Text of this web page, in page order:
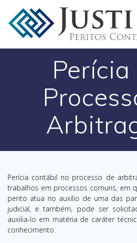
to
content
Perícia
Perícia contábil no processo de
trabalhos em processos comuns, em
perito atua no auxílio de uma das
judicial, e também, pode ser
auxilia-lo em matéria de caráter
conhecimento.